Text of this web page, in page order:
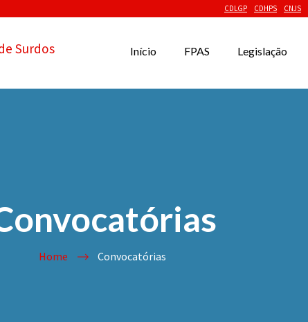
CDLGP CDHPS CNJS
Surdos Início FPAS Legislação
Home Convocatórias